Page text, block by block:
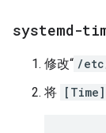
systemd-
修改“ /
将 [Time]